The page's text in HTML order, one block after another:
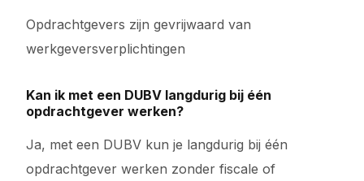
Opdrachtgevers zijn gevrijwaard van
werkgeversverplichtingen
Kan ik met een DUBV langdurig bij één
opdrachtgever werken?
Ja, met een DUBV kun je langdurig bij één
opdrachtgever werken zonder fiscale of